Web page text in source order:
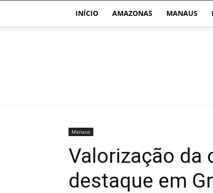
INÍCIO AMAZONAS MANAUS
Manaus
Valorização da
destaque em